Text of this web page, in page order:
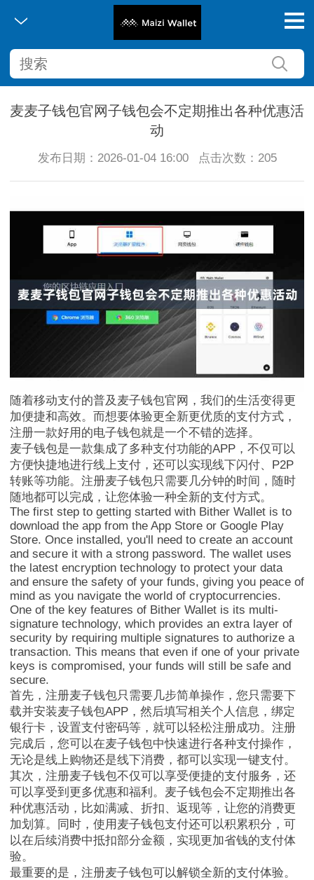
MathWallet官方
麦麦子钱包官网子钱包会不定期推出各种优惠活
动
发布日期：2026-01-04 16:00 点击次数：205
随着移动支付的普及麦子钱包官网，我们的生活变得更
加便捷和高效。而想要体验更全新更优质的支付方式，
注册一款好用的电子钱包就是一个不错的选择。
麦子钱包是一款集成了多种支付功能的APP，不仅可以
方便快捷地进行线上支付，还可以实现线下闪付、P2P
转账等功能。注册麦子钱包只需要几分钟的时间，随时
随地都可以完成，让您体验一种全新的支付方式。
The first step to getting started with Bither Wallet is to
download the app from the App Store or Google Play
Store. Once installed, you'll need to create an account
and secure it with a strong password. The wallet uses
the latest encryption technology to protect your data
and ensure the safety of your funds, giving you peace of
mind as you navigate the world of cryptocurrencies.
One of the key features of Bither Wallet is its multi-
signature technology, which provides an extra layer of
security by requiring multiple signatures to authorize a
transaction. This means that even if one of your private
keys is compromised, your funds will still be safe and
secure.
首先，注册麦子钱包只需要几步简单操作，您只需要下
载并安装麦子钱包APP，然后填写相关个人信息，绑定
银行卡，设置支付密码等，就可以轻松注册成功。注册
完成后，您可以在麦子钱包中快速进行各种支付操作，
无论是线上购物还是线下消费，都可以实现一键支付。
其次，注册麦子钱包不仅可以享受便捷的支付服务，还
可以享受到更多优惠和福利。麦子钱包会不定期推出各
种优惠活动，比如满减、折扣、返现等，让您的消费更
加划算。同时，使用麦子钱包支付还可以积累积分，可
以在后续消费中抵扣部分金额，实现更加省钱的支付体
验。
最重要的是，注册麦子钱包可以解锁全新的支付体验。